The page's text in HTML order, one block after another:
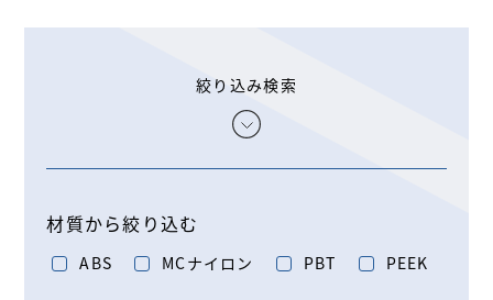
絞り込み検索
材質から絞り込む
ABS MCナイロン PBT PEEK